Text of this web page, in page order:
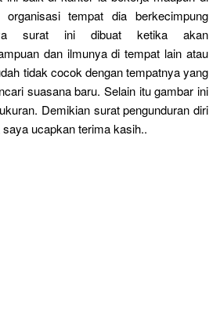
tempat dia berkecimpung
surat ini dibuat ketika akan
dan ilmunya di tempat lain atau
tidak cocok dengan tempatnya yang
suasana baru. Selain itu gambar ini
Demikian surat pengunduran diri
ucapkan terima kasih..